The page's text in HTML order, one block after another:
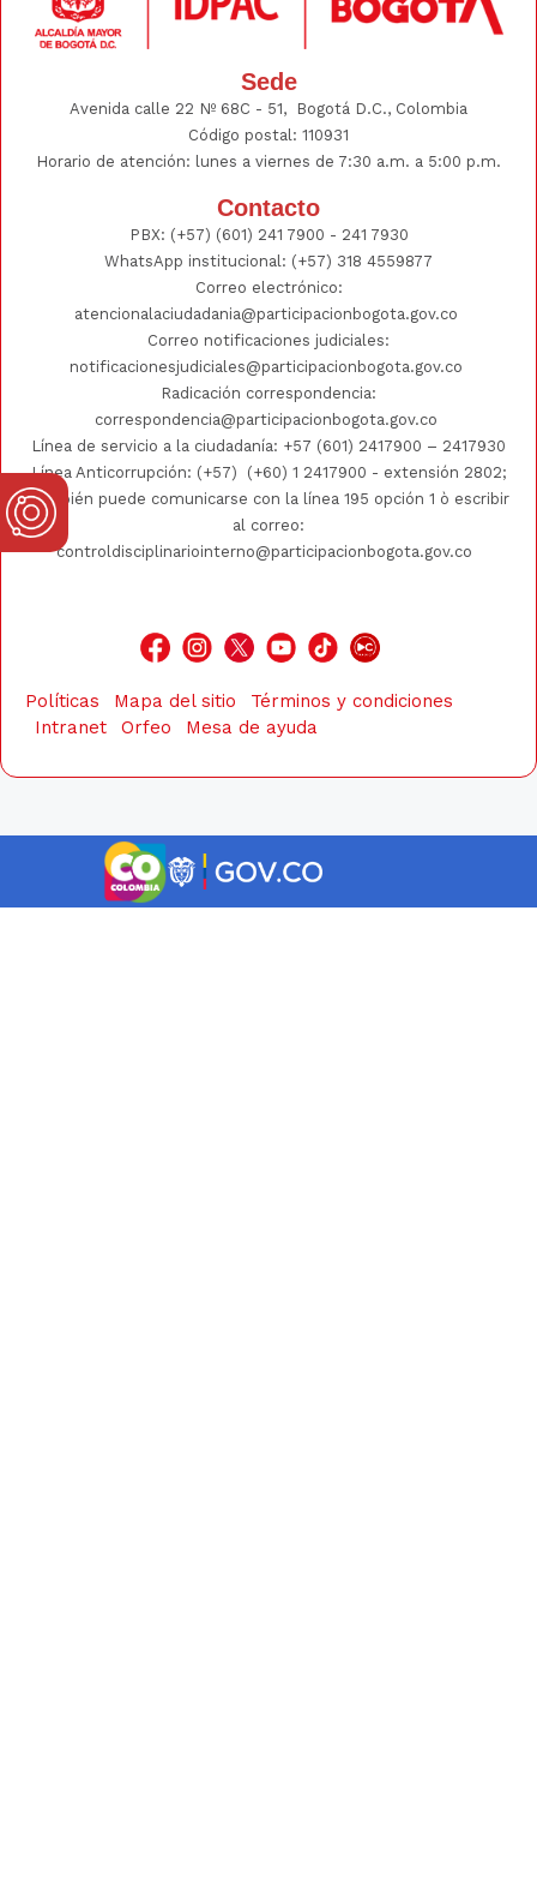
Sede
Avenida calle 22 Nº 68C - 51, Bogotá D.C., Colombia
Código postal: 110931
Horario de atención: lunes a viernes de 7:30 a.m. a 5:00 p.m.
Contacto
PBX: (+57) (601) 241 7900 - 241 7930
WhatsApp institucional: (+57) 318 4559877
Correo electrónico:
atencionalaciudadania@participacionbogota.gov.co
Correo notificaciones judiciales:
notificacionesjudiciales@participacionbogota.gov.co
Radicación correspondencia:
correspondencia@participacionbogota.gov.co
Línea de servicio a la ciudadanía: +57 (601) 2417900 – 2417930
Línea Anticorrupción: (+57)
(+60) 1 2417900 - extensión 2802;
También puede comunicarse con la línea 195 opción 1 ò escribir
al correo:
controldisciplinariointerno@participacionbogota.gov.co
Políticas Mapa del sitio
Términos y condiciones
Intranet
Orfeo Mesa de ayuda